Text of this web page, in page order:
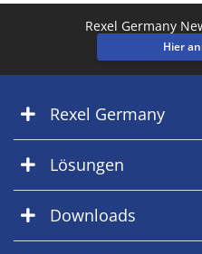
Rexel Germany
Hier
Rexel Germany
Lösungen
Downloads